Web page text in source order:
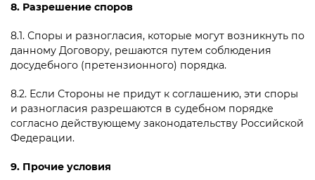
8. Разрешение споров
8.1. Споры и разногласия, которые могут возникнуть по
данному Договору, решаются путем соблюдения
досудебного (претензионного) порядка.
8.2. Если Стороны не придут к соглашению, эти споры
и разногласия разрешаются в судебном порядке
согласно действующему законодательству Российской
Федерации.
9. Прочие условия